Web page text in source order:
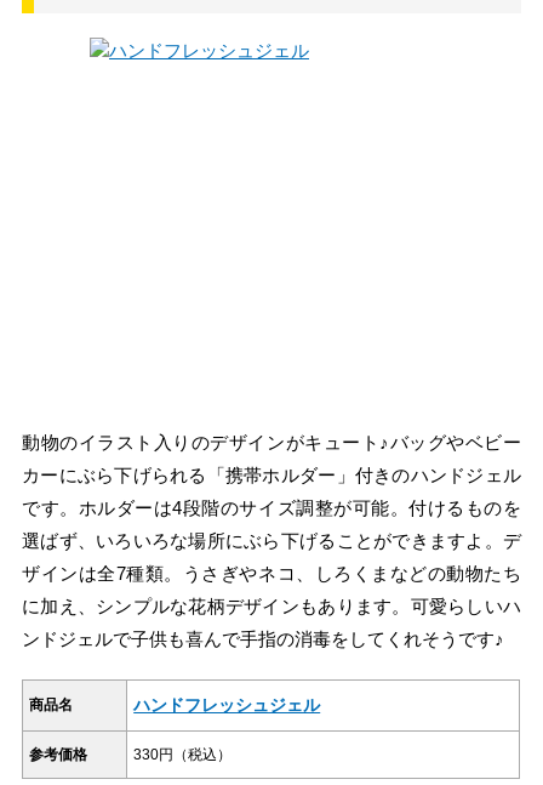
動物のイラスト入りのデザインがキュート♪バッグやベビー
カーにぶら下げられる「携帯ホルダー」付きのハンドジェル
です。ホルダーは4段階のサイズ調整が可能。付けるものを
選ばず、いろいろな場所にぶら下げることができますよ。デ
ザインは全7種類。うさぎやネコ、しろくまなどの動物たち
に加え、シンプルな花柄デザインもあります。可愛らしいハ
ンドジェルで子供も喜んで手指の消毒をしてくれそうです♪
商品名 ハンドフレッシュジェル
参考価格 330円（税込）